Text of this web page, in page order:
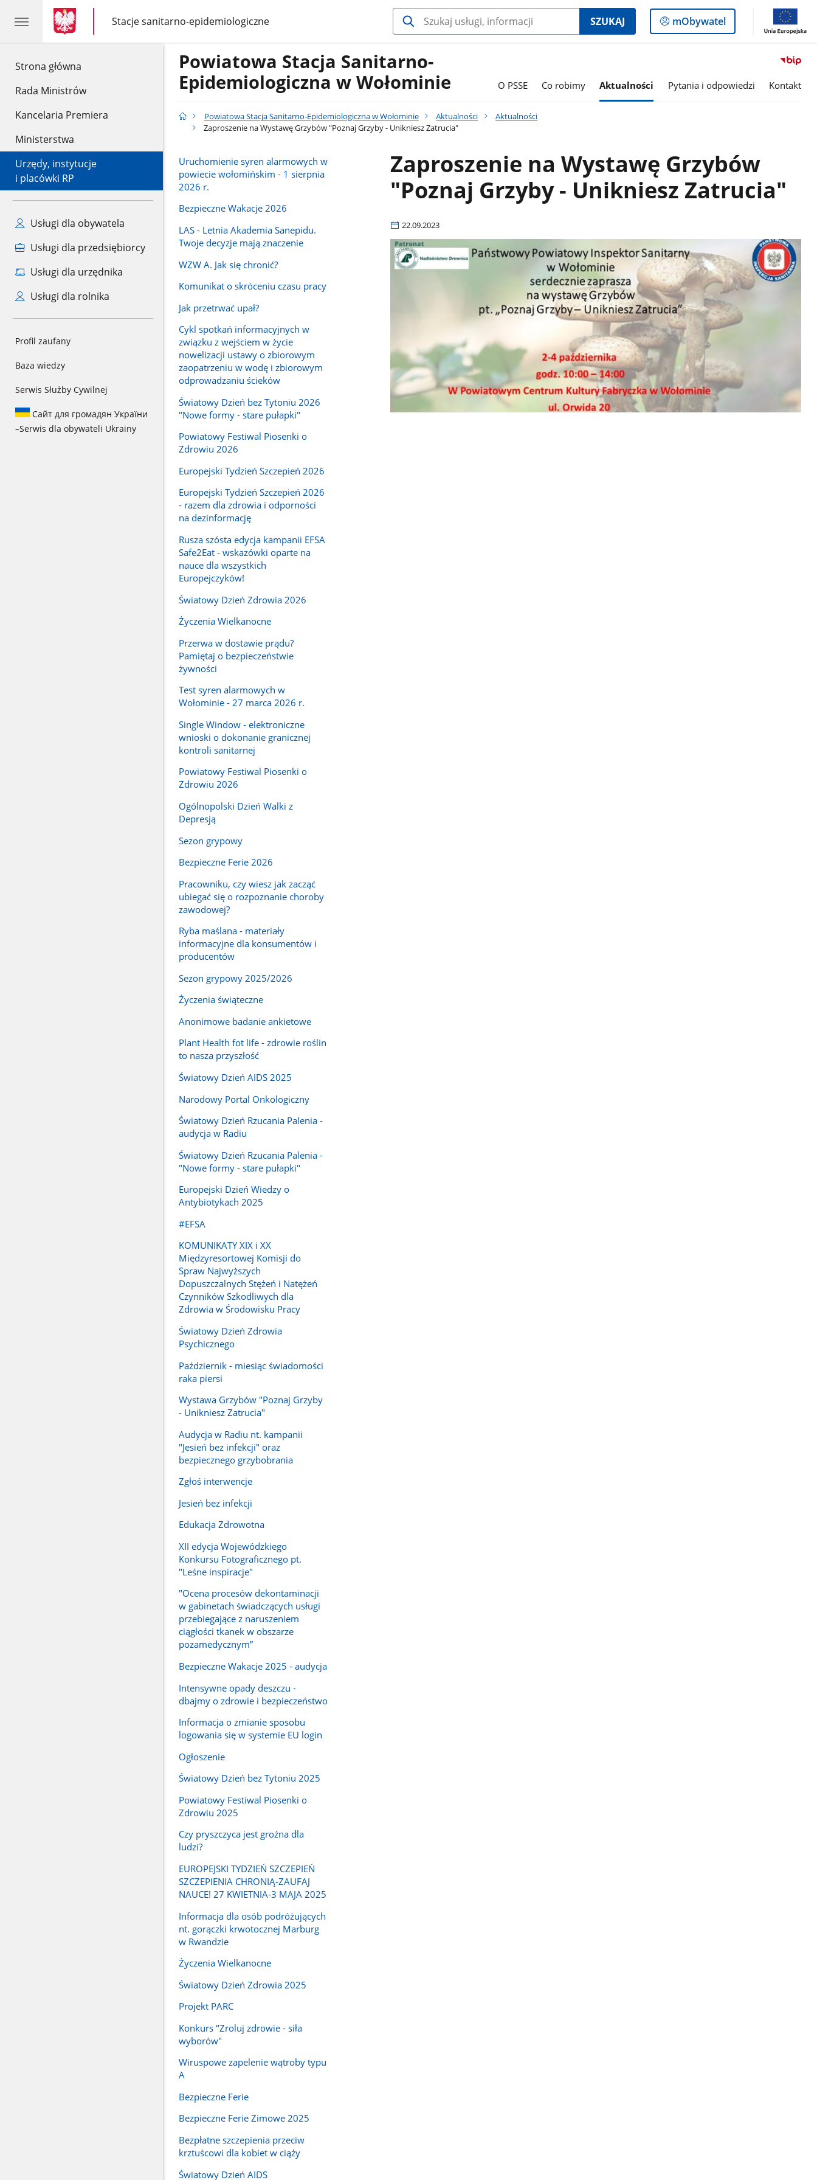
Strona główna
Rada Ministrów
Kancelaria Premiera
Ministerstwa
Urzędy, instytucje
i placówki RP
Usługi dla obywatela
Usługi dla przedsiębiorcy
Usługi dla urzędnika
Usługi dla rolnika
Profil zaufany
Baza wiedzy
Serwis Służby Cywilnej
Сайт для громадян України
–Serwis dla obywateli Ukrainy
gov.pl
gov.pl
Stacje sanitarno-epidemiologiczne
gov.pl
Stacje
sanitarno-
epidemiologiczne
SZUKAJ
Logowanie
do
mObywatel
Powiatowa Stacja Sanitarno-
Epidemiologiczna w Wołominie
O PSSE Co robimy Aktualności Pytania i odpowiedzi Kontakt
Powiatowa Stacja Sanitarno-Epidemiologiczna w Wołominie Aktualności
Aktualności
Zaproszenie na Wystawę Grzybów "Poznaj Grzyby - Unikniesz Zatrucia"
Uruchomienie syren alarmowych w
powiecie wołomińskim - 1 sierpnia
2026 r.
Bezpieczne Wakacje 2026
LAS - Letnia Akademia Sanepidu.
Twoje decyzje mają znaczenie
WZW A. Jak się chronić?
Komunikat o skróceniu czasu pracy
Jak przetrwać upał?
Cykl spotkań informacyjnych w
związku z wejściem w życie
nowelizacji ustawy o zbiorowym
zaopatrzeniu w wodę i zbiorowym
odprowadzaniu ścieków
Światowy Dzień bez Tytoniu 2026
"Nowe formy - stare pułapki"
Powiatowy Festiwal Piosenki o
Zdrowiu 2026
Europejski Tydzień Szczepień 2026
Europejski Tydzień Szczepień 2026
- razem dla zdrowia i odporności
na dezinformację
Rusza szósta edycja kampanii EFSA
Safe2Eat - wskazówki oparte na
nauce dla wszystkich
Europejczyków!
Światowy Dzień Zdrowia 2026
Życzenia Wielkanocne
Przerwa w dostawie prądu?
Pamiętaj o bezpieczeństwie
żywności
Test syren alarmowych w
Wołominie - 27 marca 2026 r.
Single Window - elektroniczne
wnioski o dokonanie granicznej
kontroli sanitarnej
Powiatowy Festiwal Piosenki o
Zdrowiu 2026
Ogólnopolski Dzień Walki z
Depresją
Sezon grypowy
Bezpieczne Ferie 2026
Pracowniku, czy wiesz jak zacząć
ubiegać się o rozpoznanie choroby
zawodowej?
Ryba maślana - materiały
informacyjne dla konsumentów i
producentów
Sezon grypowy 2025/2026
Życzenia świąteczne
Anonimowe badanie ankietowe
Plant Health fot life - zdrowie roślin
to nasza przyszłość
Światowy Dzień AIDS 2025
Narodowy Portal Onkologiczny
Światowy Dzień Rzucania Palenia -
audycja w Radiu
Światowy Dzień Rzucania Palenia -
"Nowe formy - stare pułapki"
Europejski Dzień Wiedzy o
Antybiotykach 2025
#EFSA
KOMUNIKATY XIX i XX
Międzyresortowej Komisji do
Spraw Najwyższych
Dopuszczalnych Stężeń i Natężeń
Czynników Szkodliwych dla
Zdrowia w Środowisku Pracy
Światowy Dzień Zdrowia
Psychicznego
Październik - miesiąc świadomości
raka piersi
Wystawa Grzybów "Poznaj Grzyby
- Unikniesz Zatrucia"
Audycja w Radiu nt. kampanii
"Jesień bez infekcji" oraz
bezpiecznego grzybobrania
Zgłoś interwencje
Jesień bez infekcji
Edukacja Zdrowotna
XII edycja Wojewódzkiego
Konkursu Fotograficznego pt.
"Leśne inspiracje"
"Ocena procesów dekontaminacji
w gabinetach świadczących usługi
przebiegające z naruszeniem
ciągłości tkanek w obszarze
pozamedycznym”
Bezpieczne Wakacje 2025 - audycja
Intensywne opady deszczu -
dbajmy o zdrowie i bezpieczeństwo
Informacja o zmianie sposobu
logowania się w systemie EU login
Ogłoszenie
Światowy Dzień bez Tytoniu 2025
Powiatowy Festiwal Piosenki o
Zdrowiu 2025
Czy pryszczyca jest groźna dla
ludzi?
EUROPEJSKI TYDZIEŃ SZCZEPIEŃ
SZCZEPIENIA CHRONIĄ-ZAUFAJ
NAUCE! 27 KWIETNIA-3 MAJA 2025
Informacja dla osób podróżujących
nt. gorączki krwotocznej Marburg
w Rwandzie
Życzenia Wielkanocne
Światowy Dzień Zdrowia 2025
Projekt PARC
Konkurs "Zroluj zdrowie - siła
wyborów"
Wiruspowe zapelenie wątroby typu
A
Bezpieczne Ferie
Bezpieczne Ferie Zimowe 2025
Bezpłatne szczepienia przeciw
krztuścowi dla kobiet w ciąży
Światowy Dzień AIDS
Zaproszenie na Wystawę Grzybów
"Poznaj Grzyby - Unikniesz Zatrucia"
22.09.2023